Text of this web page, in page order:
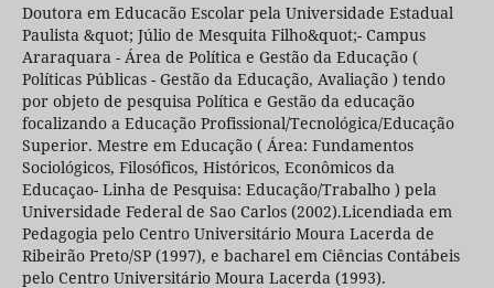
Doutora em Educacão Escolar pela Universidade Estadual
Paulista &quot; Júlio de Mesquita Filho&quot;- Campus
Araraquara - Área de Política e Gestão da Educação (
Políticas Públicas - Gestão da Educação, Avaliação ) tendo
por objeto de pesquisa Política e Gestão da educação
focalizando a Educação Profissional/Tecnológica/Educação
Superior. Mestre em Educação ( Área: Fundamentos
Sociológicos, Filosóficos, Históricos, Econômicos da
Educaçao- Linha de Pesquisa: Educação/Trabalho ) pela
Universidade Federal de Sao Carlos (2002).Licendiada em
Pedagogia pelo Centro Universitário Moura Lacerda de
Ribeirão Preto/SP (1997), e bacharel em Ciências Contábeis
pelo Centro Universitário Moura Lacerda (1993).